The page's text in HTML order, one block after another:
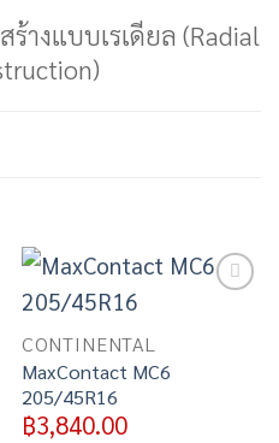
ร้างแบบเรเดียล (Radial
CONTINENTAL
MaxContact MC6
205/45R16
฿3,840.00